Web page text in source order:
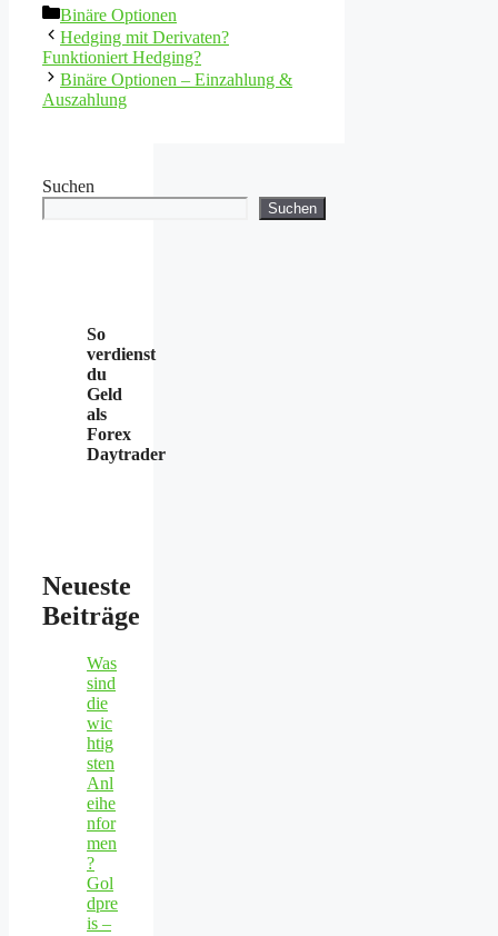
Kategorien
Binäre Optionen
Hedging mit Derivaten?
Funktioniert Hedging?
Binäre Optionen – Einzahlung &
Auszahlung
Suchen
Suchen
So
verdienst
du
Geld
als
Forex
Daytrader
Neueste
Beiträge
Was
sind
die
wic
htig
sten
Anl
eihe
nfor
men
?
Gol
dpre
is –